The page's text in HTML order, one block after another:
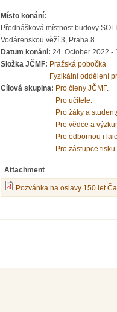
Místo konání:
Přednášková místnost budovy
Vodárenskou věží 3, Praha 8
Datum konání: 24. October 2022 -
Složka JČMF: Pražská pobočka
Fyzikální oddělení
Cílová skupina: Pro členy JČMF.
Pro učitele.
Pro žáky a
Pro vědce a
Pro odbornou i
Pro zástupce tisku.
Attachment
Pozvánka na oslavy 150 let